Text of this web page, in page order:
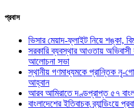
প্রবাস
ভিসার মেয়াদ-ফ্লাইট নিয়ে শঙ্কা,
সরকারি ব্যবস্থার আওতায় অভিবাসী
আলোচনা সভা
স্থানীয় গণমাধ্যমকে প্রান্তিক নৃ-
আহ্বান
আরব আমিরাতে দণ্ডপ্রাপ্ত ৫৭
বাংলাদেশের ইতিবাচক ব্র্যান্ডিংয়ে